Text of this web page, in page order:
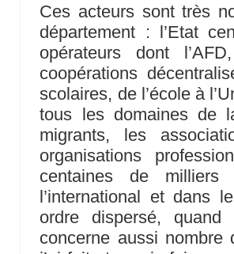
Ces acteurs sont très
département : l’Etat
opérateurs dont
coopérations
scolaires, de l’école à
tous les domaines de
migrants, les
organisations
centaines de
l’international et dans
ordre dispersé,
concerne aussi nombre